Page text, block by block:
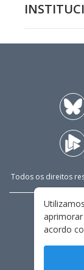
Todos os direitos
acordo